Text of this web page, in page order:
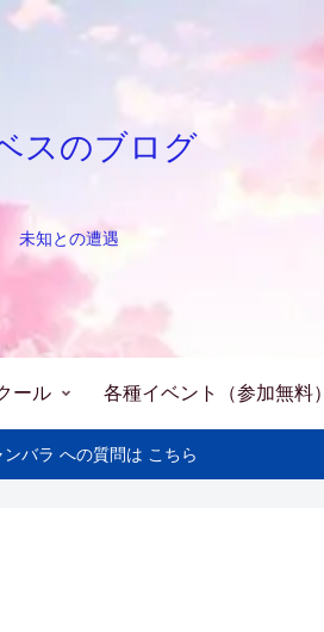
スのブログ
未知との遭遇
ール 各種イベント（参加無料）
ンバラ への質問は こちら